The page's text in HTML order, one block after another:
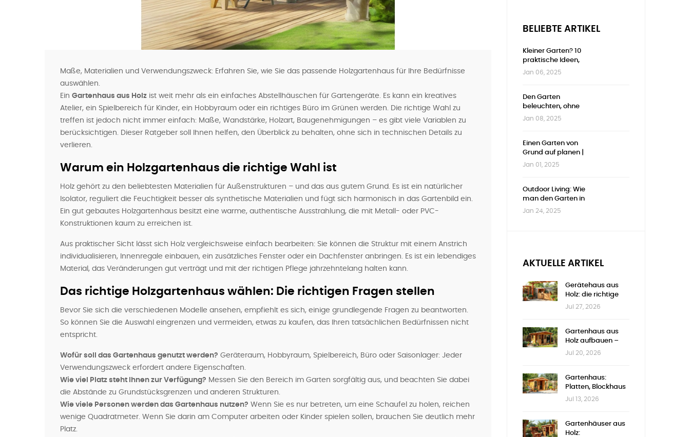
Maße, Materialien und Verwendungszweck: Erfahren Sie, wie Sie das passende Holzgartenhaus für Ihre Bedürfnisse
auswählen.
Ein Gartenhaus aus Holz ist weit mehr als ein einfaches Abstellhäuschen für Gartengeräte. Es kann ein kreatives
Atelier, ein Spielbereich für Kinder, ein Hobbyraum oder ein richtiges Büro im Grünen werden. Die richtige Wahl zu
treffen ist jedoch nicht immer einfach: Maße, Wandstärke, Holzart, Baugenehmigungen – es gibt viele Variablen zu
berücksichtigen. Dieser Ratgeber soll Ihnen helfen, den Überblick zu behalten, ohne sich in technischen Details zu
verlieren.
Warum ein Holzgartenhaus die richtige Wahl ist
Holz gehört zu den beliebtesten Materialien für Außenstrukturen – und das aus gutem Grund. Es ist ein natürlicher
Isolator, reguliert die Feuchtigkeit besser als synthetische Materialien und fügt sich harmonisch in das Gartenbild ein.
Ein gut gebautes Holzgartenhaus besitzt eine warme, authentische Ausstrahlung, die mit Metall- oder PVC-
Konstruktionen kaum zu erreichen ist.
Aus praktischer Sicht lässt sich Holz vergleichsweise einfach bearbeiten: Sie können die Struktur mit einem Anstrich
individualisieren, Innenregale einbauen, ein zusätzliches Fenster oder ein Dachfenster anbringen. Es ist ein lebendiges
Material, das Veränderungen gut verträgt und mit der richtigen Pflege jahrzehntelang halten kann.
Das richtige Holzgartenhaus wählen: Die richtigen Fragen stellen
Bevor Sie sich die verschiedenen Modelle ansehen, empfiehlt es sich, einige grundlegende Fragen zu beantworten.
So können Sie die Auswahl eingrenzen und vermeiden, etwas zu kaufen, das Ihren tatsächlichen Bedürfnissen nicht
entspricht.
Wofür soll das Gartenhaus genutzt werden? Geräteraum, Hobbyraum, Spielbereich, Büro oder Saisonlager: Jeder
Verwendungszweck erfordert andere Eigenschaften.
Wie viel Platz steht Ihnen zur Verfügung? Messen Sie den Bereich im Garten sorgfältig aus, und beachten Sie dabei
die Abstände zu Grundstücksgrenzen und anderen Strukturen.
Wie viele Personen werden das Gartenhaus nutzen? Wenn Sie es nur betreten, um eine Schaufel zu holen, reichen
wenige Quadratmeter. Wenn Sie darin am Computer arbeiten oder Kinder spielen sollen, brauchen Sie deutlich mehr
Platz.
BELIEBTE ARTIKEL
Kleiner Garten? 10
praktische Ideen,
um jeden
Jan 06, 2025
Den Garten
beleuchten, ohne
zu viel auszugeben
Jan 08, 2025
Einen Garten von
Grund auf planen |
Vollständiger
Jan 01, 2025
Outdoor Living: Wie
man den Garten in
ein echtes
Jan 24, 2025
AKTUELLE ARTIKEL
Gerätehaus aus
Holz: die richtige
Größe wählen
Jul 27, 2026
Gartenhaus aus
Holz aufbauen –
Schritt für Schritt
Jul 20, 2026
Gartenhaus:
Platten, Blockhaus
oder Nut-Feder
Jul 13, 2026
Gartenhäuser aus
Holz: